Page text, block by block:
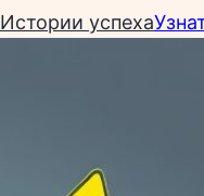
Истории успеха